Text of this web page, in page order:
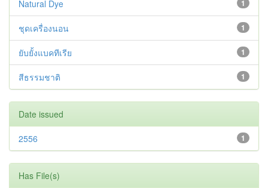
1
Natural Dye
1
ชุดเครื่องนอน
1
ยับยั้งแบคทีเรีย
1
สีธรรมชาติ
Date issued
1
2556
Has File(s)